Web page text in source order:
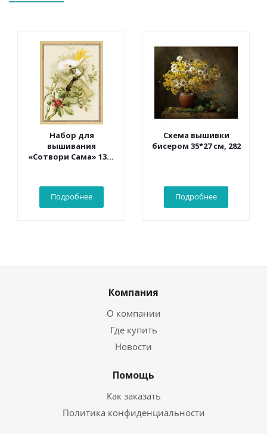
Набор для
вышивания
«Сотвори Сама» 1362
Подробнее
Схема вышивки
бисером 35*27 см, 282
Подробнее
Компания
О компании
Где купить
Новости
Помощь
Как заказать
Политика конфиденциальности